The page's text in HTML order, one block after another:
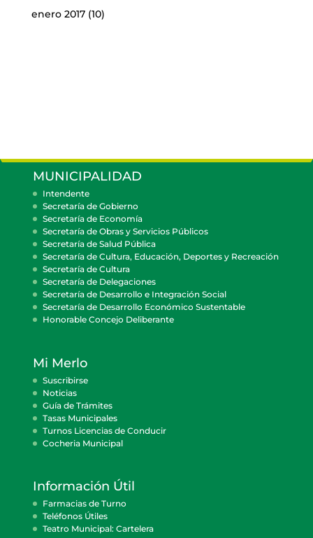
enero 2017(10)
MUNICIPALIDAD
Intendente
Secretaría de Gobierno
Secretaría de Economía
Secretaría de Obras y Servicios Públicos
Secretaría de Salud Pública
Secretaría de Cultura, Educación, Deportes y Recreación
Secretaría de Cultura
Secretaría de Delegaciones
Secretaría de Desarrollo e Integración Social
Secretaría de Desarrollo Económico Sustentable
Honorable Concejo Deliberante
Mi Merlo
Suscribirse
Noticias
Guía de Trámites
Tasas Municipales
Turnos Licencias de Conducir
Cocheria Municipal
Información Útil
Farmacias de Turno
Teléfonos Útiles
Teatro Municipal: Cartelera